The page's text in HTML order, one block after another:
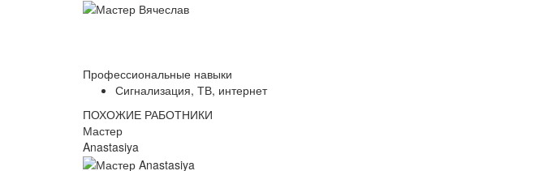
Профессиональные навыки
Сигнализация, ТВ, интернет
ПОХОЖИЕ РАБОТНИКИ
Мастер
Anastasiya